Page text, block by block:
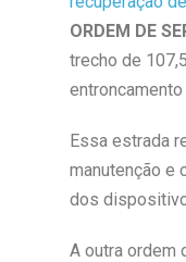
ORDEM DE
trecho de
Essa estrada
manutenção e
dos
A outra ordem